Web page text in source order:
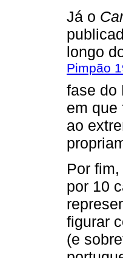
Já o
longo
Pimpão
fase do
em que
ao
Por
por 10
figurar
(e